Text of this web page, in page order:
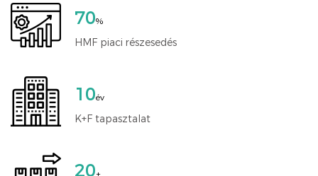
70%
HMF piaci részesedés
10év
K+F tapasztalat
20+